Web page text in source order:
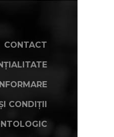
CONTACT
CONDIȚII